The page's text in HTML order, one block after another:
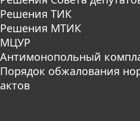
Решения ТИК
Решения МТИК
МЦУР
Антимонопольный
Порядок обжалования
актов